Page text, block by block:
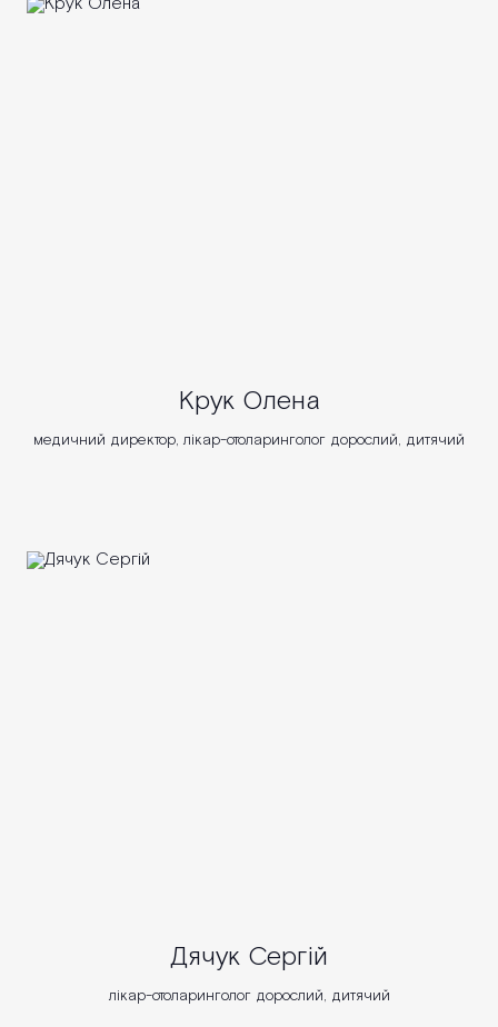
Крук Олена
медичний директор, лікар-отоларинголог дорослий, дитячий
Дячук Сергій
лікар-отоларинголог дорослий, дитячий